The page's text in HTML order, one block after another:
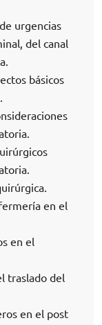
urgencias
del canal
básicos
en el
en el
traslado del
en el post